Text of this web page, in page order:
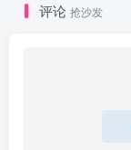
评论 抢沙发